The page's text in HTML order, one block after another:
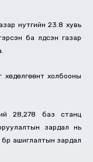
нутгийн 23.8 хувь
ба үлдсэн газар
хөдөлгөөнт холбооны
28,278 баз станц
зардал нь
ашиглалтын зардал